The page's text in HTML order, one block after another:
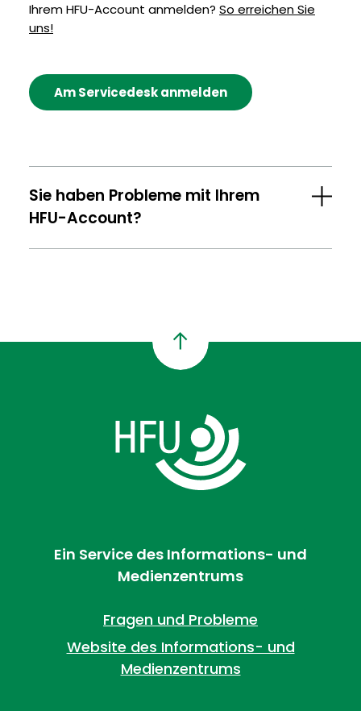
Ihrem HFU-Account anmelden? So erreichen Sie
uns!
Am Servicedesk anmelden
Sie haben Probleme mit Ihrem
HFU-Account?
oben
Ein Service des Informations- und
Medienzentrums
Fragen und Probleme
Website des Informations- und
Medienzentrums